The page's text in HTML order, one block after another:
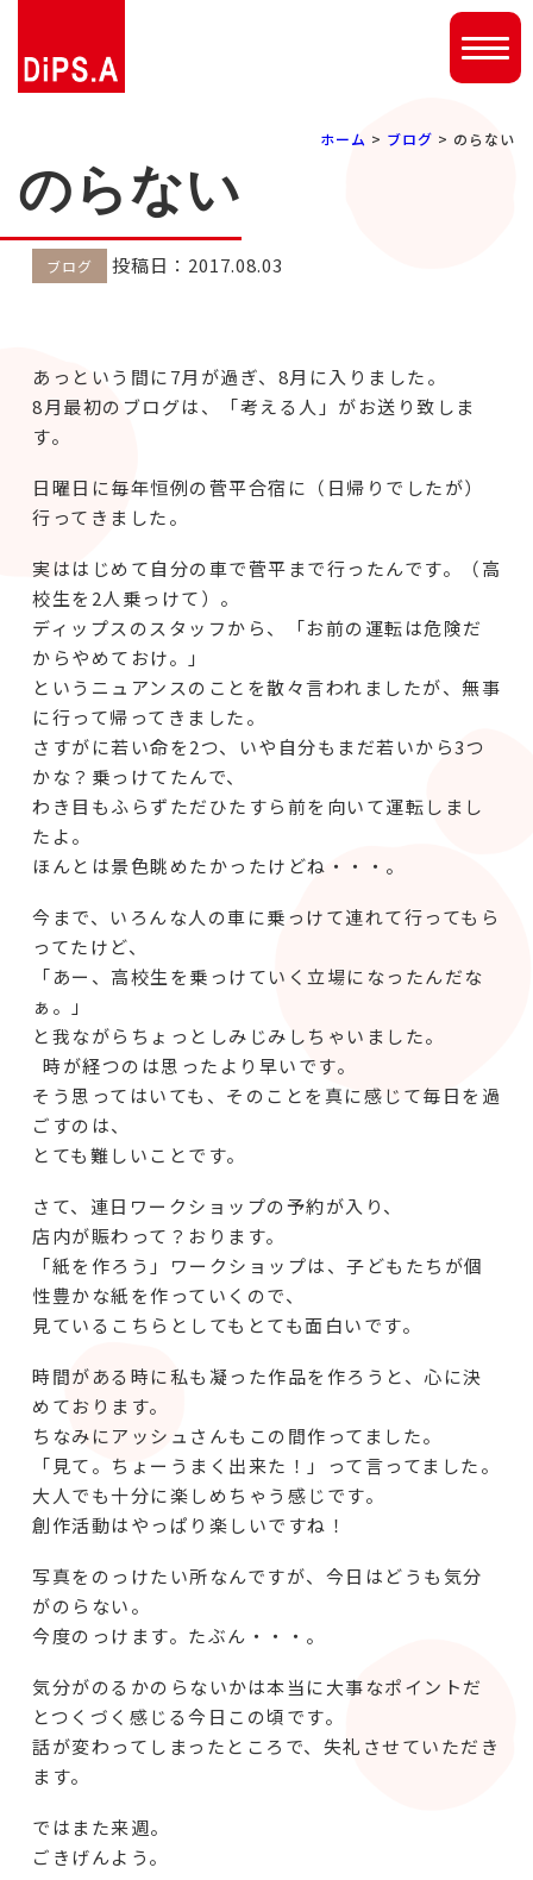
ホーム > ブログ > のらない
のらない
ブログ 投稿日：2017.08.03
あっという間に7月が過ぎ、8月に入りました。
8月最初のブログは、「考える人」がお送り致しま
す。
日曜日に毎年恒例の菅平合宿に（日帰りでしたが）
行ってきました。
実ははじめて自分の車で菅平まで行ったんです。（高
校生を2人乗っけて）。
ディップスのスタッフから、「お前の運転は危険だ
からやめておけ。」
というニュアンスのことを散々言われましたが、無事
に行って帰ってきました。
さすがに若い命を2つ、いや自分もまだ若いから3つ
かな？乗っけてたんで、
わき目もふらずただひたすら前を向いて運転しまし
たよ。
ほんとは景色眺めたかったけどね・・・。
今まで、いろんな人の車に乗っけて連れて行ってもら
ってたけど、
「あー、高校生を乗っけていく立場になったんだな
ぁ。」
と我ながらちょっとしみじみしちゃいました。
時が経つのは思ったより早いです。
そう思ってはいても、そのことを真に感じて毎日を過
ごすのは、
とても難しいことです。
さて、連日ワークショップの予約が入り、
店内が賑わって？おります。
「紙を作ろう」ワークショップは、子どもたちが個
性豊かな紙を作っていくので、
見ているこちらとしてもとても面白いです。
時間がある時に私も凝った作品を作ろうと、心に決
めております。
ちなみにアッシュさんもこの間作ってました。
「見て。ちょーうまく出来た！」って言ってました。
大人でも十分に楽しめちゃう感じです。
創作活動はやっぱり楽しいですね！
写真をのっけたい所なんですが、今日はどうも気分
がのらない。
今度のっけます。たぶん・・・。
気分がのるかのらないかは本当に大事なポイントだ
とつくづく感じる今日この頃です。
話が変わってしまったところで、失礼させていただき
ます。
ではまた来週。
ごきげんよう。